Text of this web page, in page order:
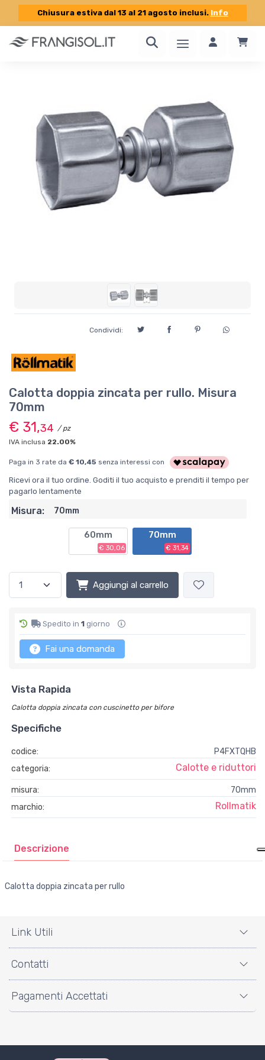
Chiusura estiva dal 13 al 21 agosto inclusi. Info
Condividi:
Calotta doppia zincata per rullo. Misura
70mm
€ 31,34 / pz
IVA inclusa 22.00%
Paga in 3 rate da € 10,45 senza interessi con
Ricevi ora il tuo ordine. Goditi il tuo acquisto e prenditi il tempo per
pagarlo lentamente
Misura: 70mm
60mm
€ 30,06
70mm
€ 31,34
Aggiungi al carrello
Spedito in 1 giorno
Fai una domanda
Vista Rapida
Calotta doppia zincata con cuscinetto per bifore
Specifiche
codice:
P4FXTQHB
categoria:
Calotte e riduttori
misura:
70mm
marchio:
Rollmatik
Descrizione
Calotta doppia zincata per rullo
Link Utili
Contatti
Pagamenti Accettati